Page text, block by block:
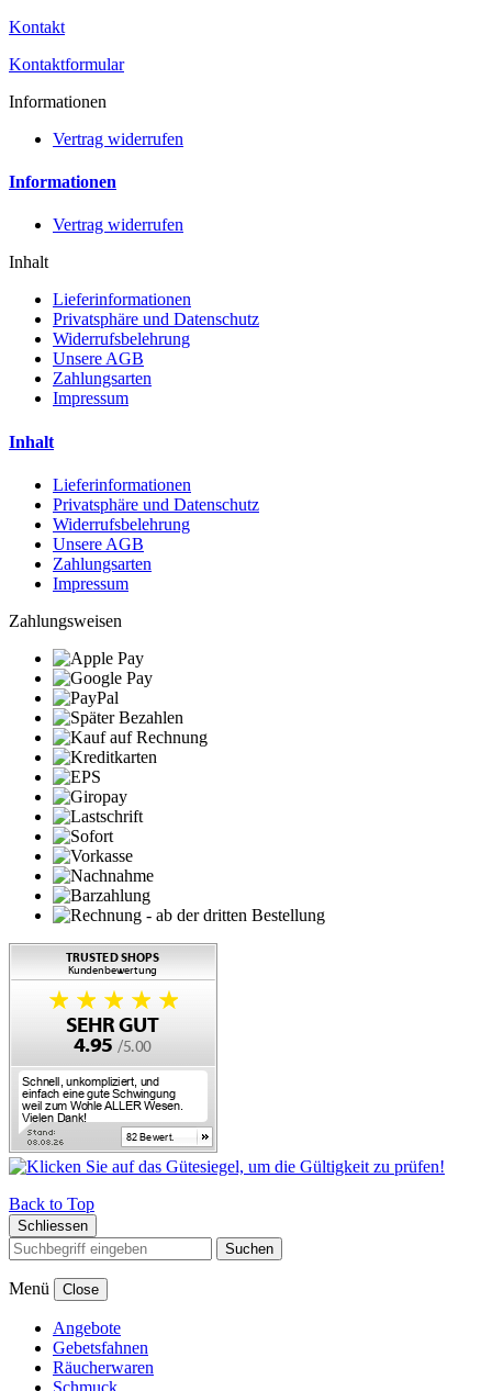
Kontakt
Kontaktformular
Informationen
Vertrag widerrufen
Informationen
Vertrag widerrufen
Inhalt
Lieferinformationen
Privatsphäre und Datenschutz
Widerrufsbelehrung
Unsere AGB
Zahlungsarten
Impressum
Inhalt
Lieferinformationen
Privatsphäre und Datenschutz
Widerrufsbelehrung
Unsere AGB
Zahlungsarten
Impressum
Zahlungsweisen
Back to Top
Schliessen
Suchen
Menü Close
Angebote
Gebetsfahnen
Räucherwaren
Schmuck